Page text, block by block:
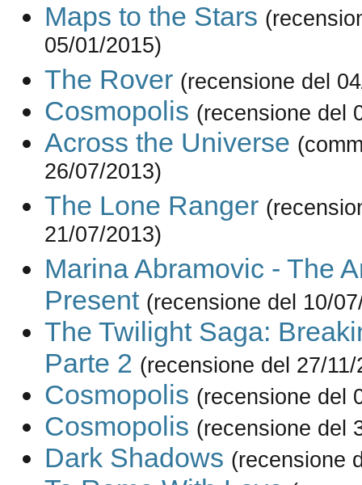
Maps to the Stars
05/01/2015)
The Rover (recensione del
Cosmopolis (recensione del
Across the Universe
26/07/2013)
The Lone Ranger
21/07/2013)
Marina Abramovic - The
Present (recensione del 10/
The Twilight Saga:
Parte 2 (recensione del 27/11/
Cosmopolis (recensione del
Cosmopolis (recensione del
Dark Shadows (recensione